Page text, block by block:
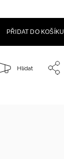
PŘIDAT DO KOŠÍKU
Hlídat